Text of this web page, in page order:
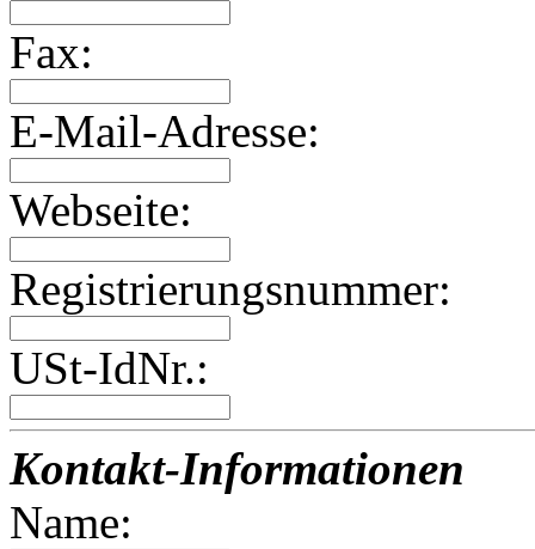
Fax:
E-Mail-Adresse:
Webseite:
Registrierungsnummer:
USt-IdNr.:
Kontakt-Informationen
Name: